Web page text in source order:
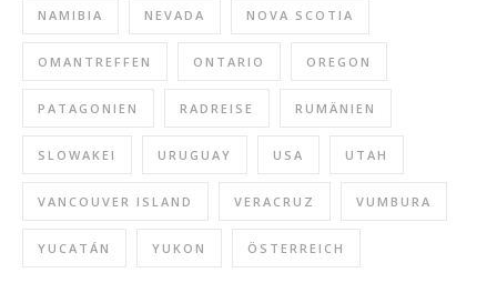
NAMIBIA NEVADA NOVA SCOTIA
OMANTREFFEN ONTARIO OREGON
PATAGONIEN RADREISE RUMÄNIEN
SLOWAKEI URUGUAY USA UTAH
VANCOUVER ISLAND VERACRUZ VUMBURA
YUCATÁN YUKON ÖSTERREICH